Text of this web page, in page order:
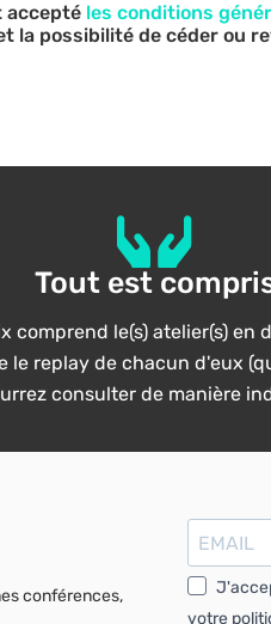
accepté les conditions
la possibilité de céder ou
Tout est
comprend le(s) atelier(s) en
le replay de chacun d'eux
consulter de manière
conférences,
votre